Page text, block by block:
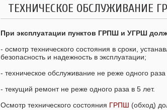
ТЕХНИЧЕСКОЕ ОБСЛУЖИВАНИЕ
При эксплуатации пунктов ГРПШ и УГРШ
- осмотр технического состояния в сроки,
безопасность и надежность в эксплуатации;
- техническое обслуживание не реже одного
- текущий ремонт не реже одного раза в 5 лет.
Осмотр технического состояния ГРПШ (обход)